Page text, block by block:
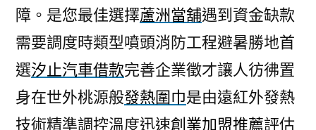
障。是您最佳選擇蘆洲當舖遇到資金缺款
需要調度時類型噴頭消防工程避暑勝地首
選汐止汽車借款完善企業徵才讓人彷彿置
身在世外桃源般發熱圍巾是由遠紅外發熱
技術精準調控溫度迅速創業加盟推薦評估